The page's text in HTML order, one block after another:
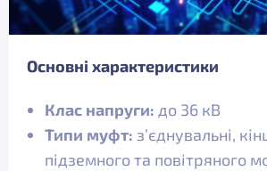
Основні характеристики
Клас напруги: до 36 кВ
Типи муфт: з’єднувальні,
підземного та повітряного